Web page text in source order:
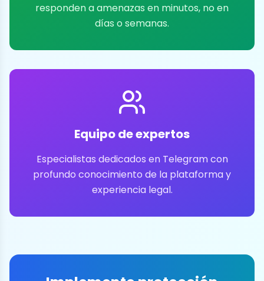
responden a amenazas en minutos, no en
días o semanas.
Equipo de expertos
Especialistas dedicados en Telegram con
profundo conocimiento de la plataforma y
experiencia legal.